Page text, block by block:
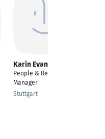
Karin Evans
People & Recruiting
Manager
Stuttgart